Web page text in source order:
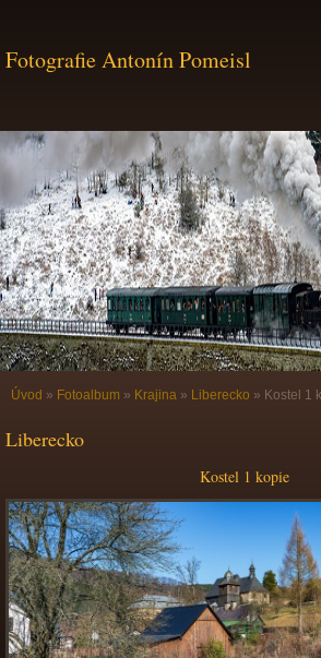
Fotografie Antonín Pomeisl
Úvod » Fotoalbum » Krajina » Liberecko » Kostel 1
Liberecko
Kostel 1 kopie